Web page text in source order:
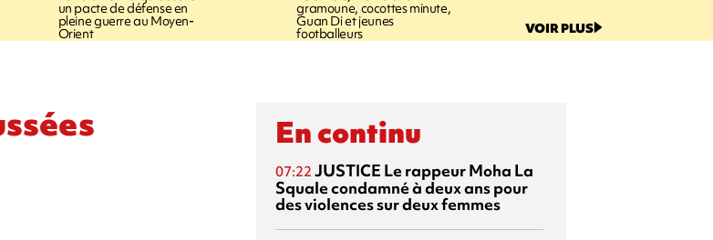
un pacte de défense en
pleine guerre au Moyen-
Orient
gramoune, cocottes minute,
Guan Di et jeunes
footballeurs VOIR PLUS
En continu
07:22 JUSTICE Le rappeur Moha La
Squale condamné à deux ans pour
des violences sur deux femmes